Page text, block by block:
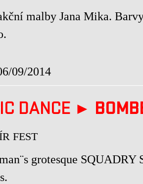
malby Jana Mika.
09/2014
DANCE ►
FEST
grotesque